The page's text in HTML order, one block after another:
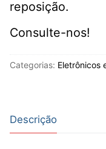
reposição.
Consulte-nos!
Categorias: Eletrônicos
Descrição